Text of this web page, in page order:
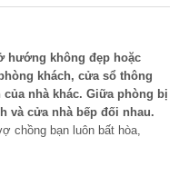
hướng không đẹp hoặc
khách, cửa sổ thông
nhà khác. Giữa phòng bị
và cửa nhà bếp đối nhau.
chồng bạn luôn bất hòa,